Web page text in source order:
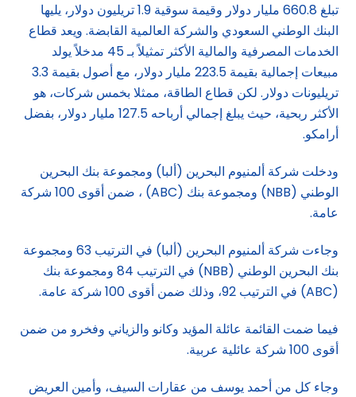
تبلغ 660.8 مليار دولار وقيمة سوقية 1.9 تريليون دولار، يليها
البنك الوطني السعودي والشركة العالمية القابضة. ويعد قطاع
الخدمات المصرفية والمالية الأكثر تمثيلاً بـ 45 مدخلاً يولد
مبيعات إجمالية بقيمة 223.5 مليار دولار، مع أصول بقيمة 3.3
تريليونات دولار. لكن قطاع الطاقة، ممثلا بخمس شركات، هو
الأكثر ربحية، حيث يبلغ إجمالي أرباحه 127.5 مليار دولار، بفضل
أرامكو.
ودخلت شركة ألمنيوم البحرين (ألبا) ومجموعة بنك البحرين
الوطني (NBB) ومجموعة بنك (ABC) ، ضمن أقوى 100 شركة
عامة.
وجاءت شركة ألمنيوم البحرين (ألبا) في الترتيب 63 ومجموعة
بنك البحرين الوطني (NBB) في الترتيب 84 ومجموعة بنك
(ABC) في الترتيب 92، وذلك ضمن أقوى 100 شركة عامة.
فيما ضمت القائمة عائلة المؤيد وكانو والزياني وفخرو من ضمن
أقوى 100 شركة عائلية عربية.
وجاء كل من أحمد يوسف من عقارات السيف، وأمين العريض